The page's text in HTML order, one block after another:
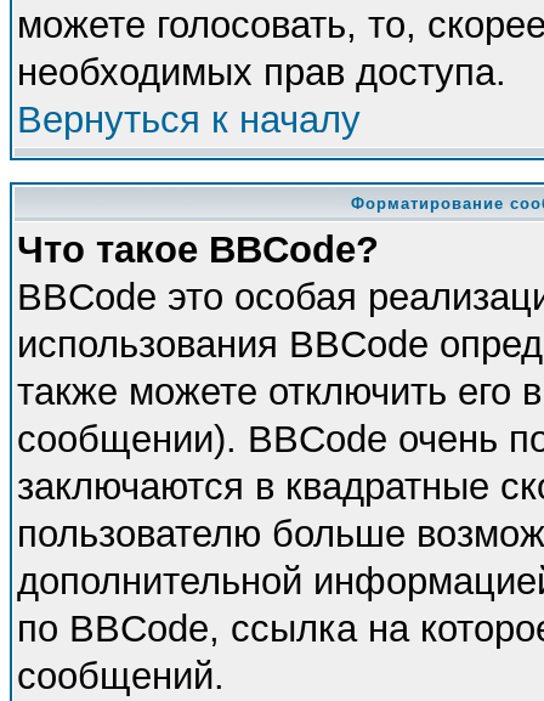
можете голосовать, то,
необходимых прав доступа.
Вернуться к началу
Форматирование
Что такое BBCode?
BBCode это особая
использования BBCode
также можете отключить
сообщении). BBCode очень
заключаются в квадратные
пользователю больше
дополнительной
по BBCode, ссылка на
сообщений.